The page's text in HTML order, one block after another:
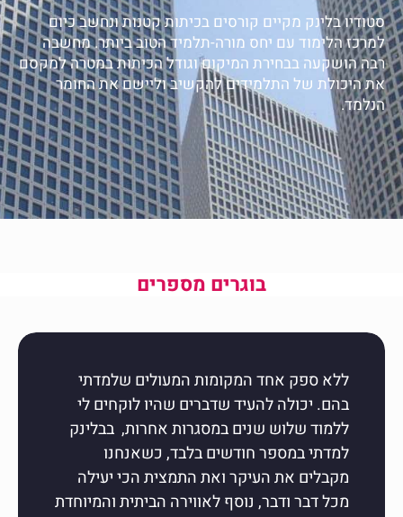
סטודיו בלינק מקיים קורסים בכיתות קטנות ונחשב כיום
למרכז הלימוד עם יחס מורה-תלמיד הטוב ביותר. מחשבה
רבה הושקעה בבחירת המיקום וגודל הכיתות במטרה למקסם
את היכולת של התלמידים להקשיב וליישם את החומר
הנלמד.
בוגרים מספרים
ללא ספק אחד המקומות המעולים שלמדתי
בהם. יכולה להעיד שדברים שהיו לוקחים לי
ללמוד שלוש שנים במסגרות אחרות, בבלינק
למדתי במספר חודשים בלבד, כשאנחנו
מקבלים את העיקר ואת התמצית הכי יעילה
מכל דבר ודבר, נוסף לאווירה הביתית והמיוחדת